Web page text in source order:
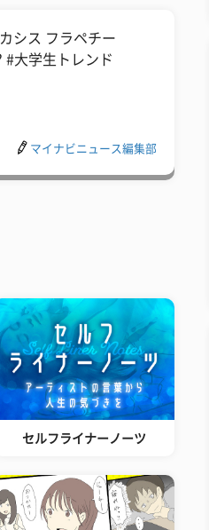
シス フラペチー
#大学生トレンド
マイナビニュース編集部
セルフライナーノーツ